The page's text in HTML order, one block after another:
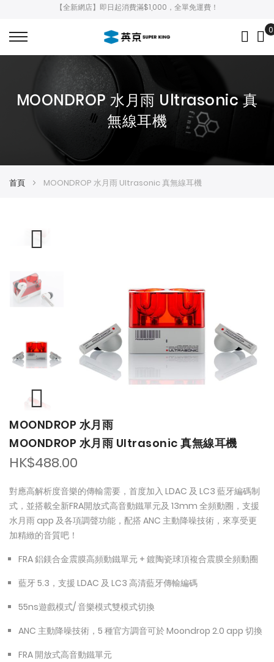
【全新網店】即日起消費滿$1,000，全單免運費！
0
MOONDROP 水月雨 Ultrasonic 真
無線耳機
首頁 MOONDROP 水月雨 Ultrasonic 真無線耳機
MOONDROP 水月雨
MOONDROP 水月雨 Ultrasonic 真無線耳機
HK$488.00
對應高解析度音樂的傳輸需要，首度加入 LDAC 及 LC3 藍牙編碼制
式，並搭載全新FRA開放式高音動鐵單元及 13mm 全頻動圈，支援
水月雨 app 及各項調聲功能，配搭 ANC 主動降噪技術，來享受更
加精緻的音質吧！
FRA 鋁鎂合金震膜高頻動鐵單元 + 鍍陶瓷球頂複合震膜全頻動圈
藍牙 5.3，支援 LDAC 及 LC3 高清藍牙傳輸編碼
55ns遊戲模式/ 音樂模式雙模式切換
ANC 主動降噪技術，5 種官方調音可於 Moondrop 2.0 app 切換
FRA 開放式高音動鐵單元
of
the
beginning
of
the